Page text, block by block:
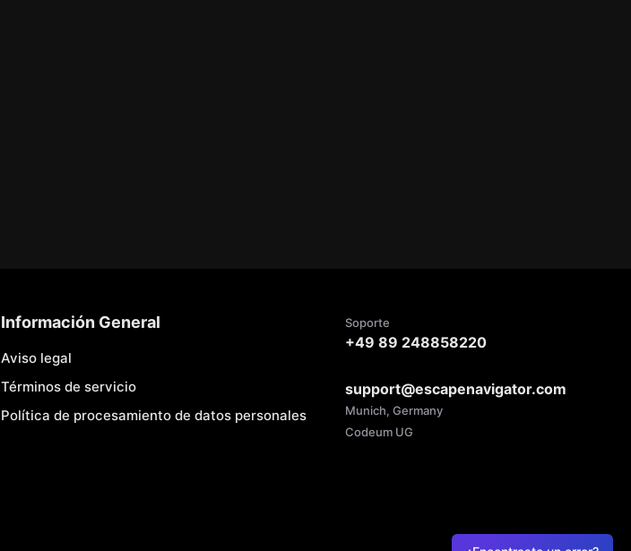
Información General
Aviso legal
Términos de servicio
Política de procesamiento de datos personales
Soporte
+49 89 248858220
support@escapenavigator.com
Munich, Germany
Codeum UG